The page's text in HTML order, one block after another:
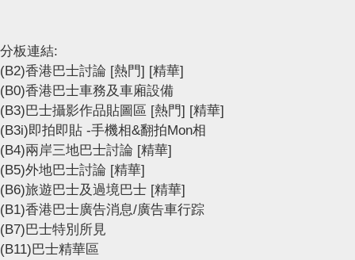
分板連結:
(B2)香港巴士討論 [熱門] [精華]
(B0)香港巴士車務及車廂設備
(B3)巴士攝影作品貼圖區 [熱門] [精華]
(B3i)即拍即貼 -手機相&翻拍Mon相
(B4)兩岸三地巴士討論 [精華]
(B5)外地巴士討論 [精華]
(B6)旅遊巴士及過境巴士 [精華]
(B1)香港巴士廣告消息/廣告車行踪
(B7)巴士特別所見
(B11)巴士精華區